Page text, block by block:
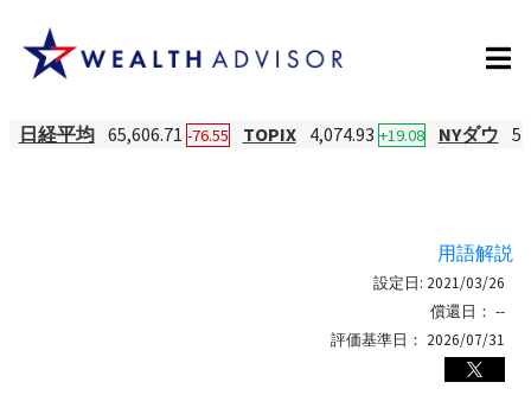
日経平均 65,606.71 -76.55 TOPIX 4,074.93 +19.08 NYダウ
用語解説
設定日: 2021/03/26
償還日： --
評価基準日： 2026/07/31